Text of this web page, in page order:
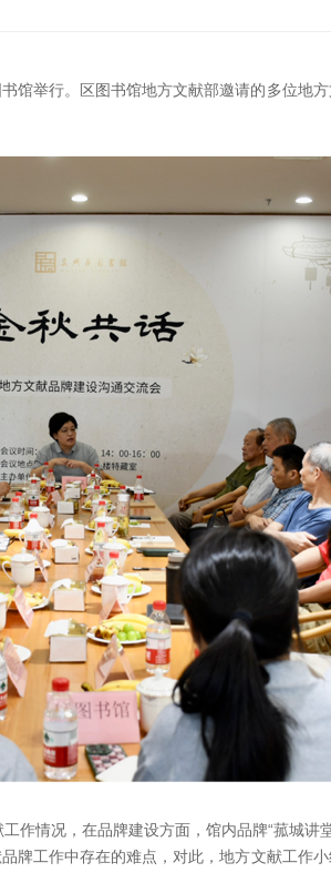
举行。区图书馆地方文献部邀请的多位地
情况，在品牌建设方面，馆内品牌“菰城讲
牌工作中存在的难点，对此，地方文献工作